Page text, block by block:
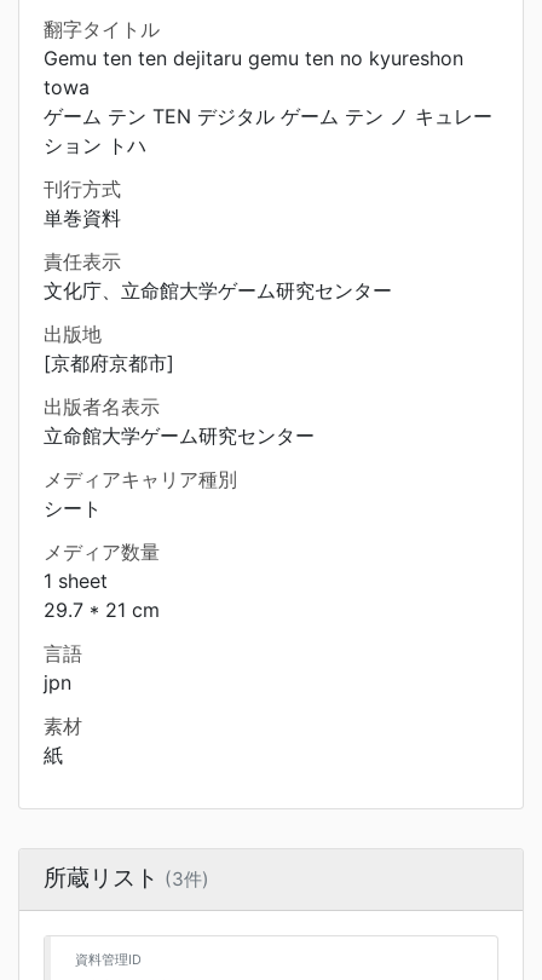
翻字タイトル
Gemu ten ten dejitaru gemu ten no kyureshon
towa
ゲーム テン TEN デジタル ゲーム テン ノ キュレー
ション トハ
刊行方式
単巻資料
責任表示
文化庁、立命館大学ゲーム研究センター
出版地
[京都府京都市]
出版者名表示
立命館大学ゲーム研究センター
メディアキャリア種別
シート
メディア数量
1 sheet
29.7 * 21 cm
言語
jpn
素材
紙
所蔵リスト (3件)
資料管理ID